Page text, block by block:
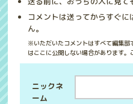
コメントは送ってからすぐ
ん。
※いただいたコメントはすべて編集部
はここに公開しない場合があります。
ニックネ
ーム